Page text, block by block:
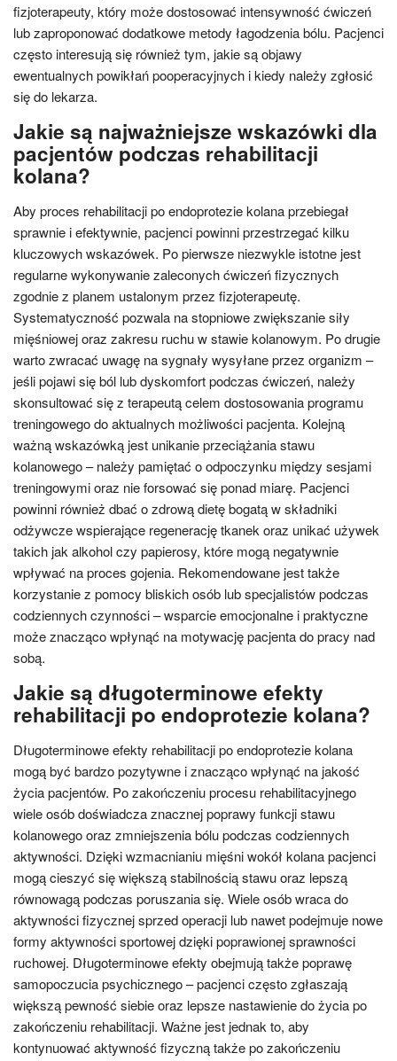
fizjoterapeuty, który może dostosować intensywność ćwiczeń
lub zaproponować dodatkowe metody łagodzenia bólu. Pacjenci
często interesują się również tym, jakie są objawy
ewentualnych powikłań pooperacyjnych i kiedy należy zgłosić
się do lekarza.
Jakie są najważniejsze wskazówki dla
pacjentów podczas rehabilitacji
kolana?
Aby proces rehabilitacji po endoprotezie kolana przebiegał
sprawnie i efektywnie, pacjenci powinni przestrzegać kilku
kluczowych wskazówek. Po pierwsze niezwykle istotne jest
regularne wykonywanie zaleconych ćwiczeń fizycznych
zgodnie z planem ustalonym przez fizjoterapeutę.
Systematyczność pozwala na stopniowe zwiększanie siły
mięśniowej oraz zakresu ruchu w stawie kolanowym. Po drugie
warto zwracać uwagę na sygnały wysyłane przez organizm –
jeśli pojawi się ból lub dyskomfort podczas ćwiczeń, należy
skonsultować się z terapeutą celem dostosowania programu
treningowego do aktualnych możliwości pacjenta. Kolejną
ważną wskazówką jest unikanie przeciążania stawu
kolanowego – należy pamiętać o odpoczynku między sesjami
treningowymi oraz nie forsować się ponad miarę. Pacjenci
powinni również dbać o zdrową dietę bogatą w składniki
odżywcze wspierające regenerację tkanek oraz unikać używek
takich jak alkohol czy papierosy, które mogą negatywnie
wpływać na proces gojenia. Rekomendowane jest także
korzystanie z pomocy bliskich osób lub specjalistów podczas
codziennych czynności – wsparcie emocjonalne i praktyczne
może znacząco wpłynąć na motywację pacjenta do pracy nad
sobą.
Jakie są długoterminowe efekty
rehabilitacji po endoprotezie kolana?
Długoterminowe efekty rehabilitacji po endoprotezie kolana
mogą być bardzo pozytywne i znacząco wpłynąć na jakość
życia pacjentów. Po zakończeniu procesu rehabilitacyjnego
wiele osób doświadcza znacznej poprawy funkcji stawu
kolanowego oraz zmniejszenia bólu podczas codziennych
aktywności. Dzięki wzmacnianiu mięśni wokół kolana pacjenci
mogą cieszyć się większą stabilnością stawu oraz lepszą
równowagą podczas poruszania się. Wiele osób wraca do
aktywności fizycznej sprzed operacji lub nawet podejmuje nowe
formy aktywności sportowej dzięki poprawionej sprawności
ruchowej. Długoterminowe efekty obejmują także poprawę
samopoczucia psychicznego – pacjenci często zgłaszają
większą pewność siebie oraz lepsze nastawienie do życia po
zakończeniu rehabilitacji. Ważne jest jednak to, aby
kontynuować aktywność fizyczną także po zakończeniu